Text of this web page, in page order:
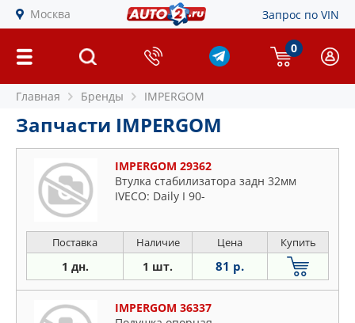
Москва Запрос по VIN
0
Главная Бренды IMPERGOM
Запчасти IMPERGOM
IMPERGOM 29362
Втулка стабилизатора задн 32мм
IVECO: Daily I 90-
Поставка Наличие Цена Купить
1 дн. 1 шт. 81 р.
IMPERGOM 36337